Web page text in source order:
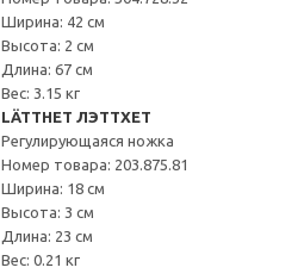
Ширина: 42 см
Высота: 2 см
Длина: 67 см
Вес: 3.15 кг
LÄTTHET ЛЭТТХЕТ
Регулирующаяся ножка
Номер товара: 203.875.81
Ширина: 18 см
Высота: 3 см
Длина: 23 см
Вес: 0.21 кг